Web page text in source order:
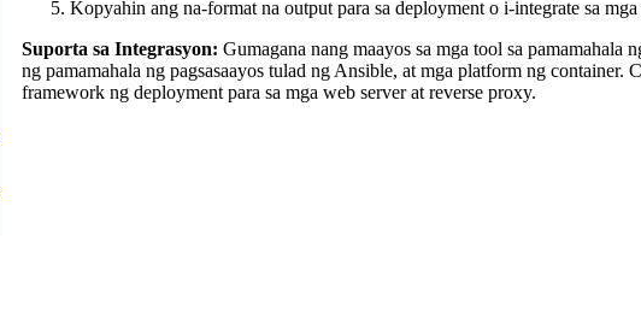
Kopyahin ang na-format na output para sa deployment o i-integrate sa
Suporta sa Integrasyon: Gumagana nang maayos sa mga tool sa
ng pamamahala ng pagsasaayos tulad ng Ansible, at mga platform ng
framework ng deployment para sa mga web server at reverse proxy.